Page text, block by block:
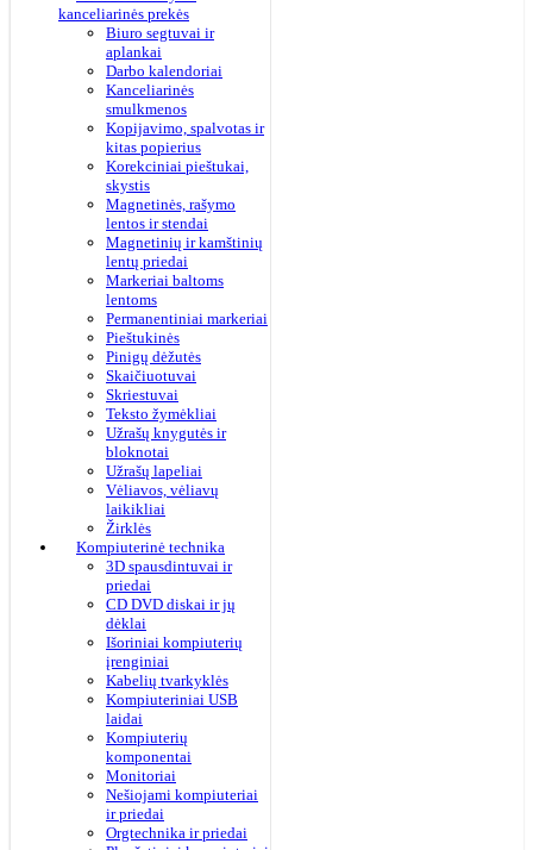
kanceliarinės prekės
Biuro segtuvai ir
aplankai
Darbo kalendoriai
Kanceliarinės
smulkmenos
Kopijavimo, spalvotas ir
kitas popierius
Korekciniai pieštukai,
skystis
Magnetinės, rašymo
lentos ir stendai
Magnetinių ir kamštinių
lentų priedai
Markeriai baltoms
lentoms
Permanentiniai markeriai
Pieštukinės
Pinigų dėžutės
Skaičiuotuvai
Skriestuvai
Teksto žymėkliai
Užrašų knygutės ir
bloknotai
Užrašų lapeliai
Vėliavos, vėliavų
laikikliai
Žirklės
Kompiuterinė technika
3D spausdintuvai ir
priedai
CD DVD diskai ir jų
dėklai
Išoriniai kompiuterių
įrenginiai
Kabelių tvarkyklės
Kompiuteriniai USB
laidai
Kompiuterių
komponentai
Monitoriai
Nešiojami kompiuteriai
ir priedai
Orgtechnika ir priedai